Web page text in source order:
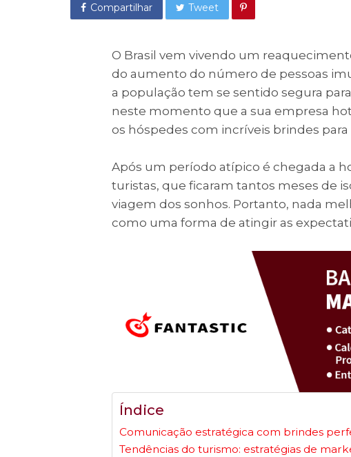
Compartilhar Tweet
O Brasil vem vivendo um
do aumento do número de pessoas
a população tem se sentido segura
neste momento que a sua empresa
os hóspedes com incríveis brindes para
Após um período atípico é chegada a
turistas, que ficaram tantos meses de
viagem dos sonhos. Portanto, nada
como uma forma de atingir as
Índice
Comunicação estratégica com brindes
Tendências do turismo: estratégias de